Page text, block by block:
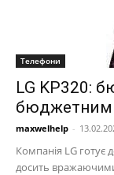
Телефони
LG KP320:
maxwelhelp -
Компанія LG готує
досить